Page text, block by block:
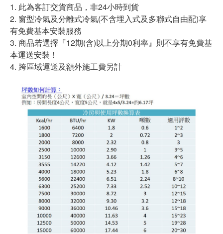
1. 此為客訂交貨商品，非24小時到貨
2. 窗型冷氣及分離式冷氣(不含埋入式及多聯式自由配)享
有免費基本安裝服務
3. 商品若選擇『12期(含)以上分期0利率』則不享有免費基
本運送安裝！
4. 跨區域運送及額外施工費另計